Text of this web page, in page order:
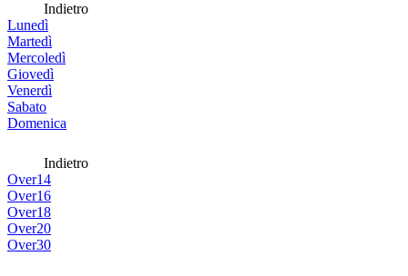
Indietro
Lunedì
Martedì
Mercoledì
Giovedì
Venerdì
Sabato
Domenica
Indietro
Over14
Over16
Over18
Over20
Over30